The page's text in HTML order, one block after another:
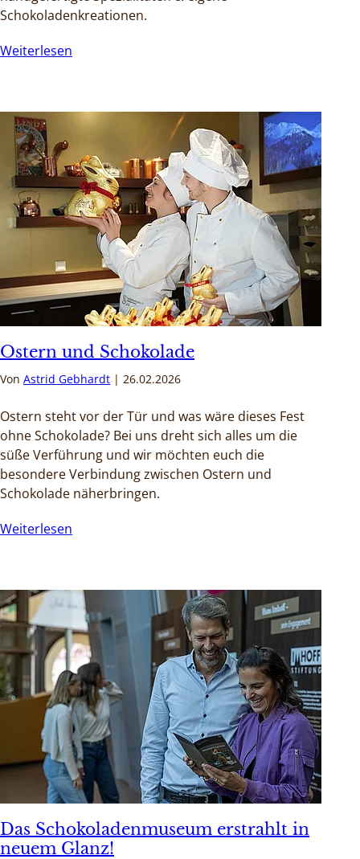
Schokoladenkreationen.
Weiterlesen
Ostern und Schokolade
Von Astrid Gebhardt 26.02.2026
Ostern steht vor der Tür und was wäre dieses Fest
ohne Schokolade? Bei uns dreht sich alles um die
süße Verführung und wir möchten euch die
besondere Verbindung zwischen Ostern und
Schokolade näherbringen.
Weiterlesen
Das Schokoladenmuseum erstrahlt in
neuem Glanz!